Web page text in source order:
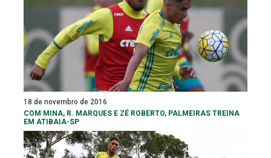
18 de novembro de 2016
COM MINA, R. MARQUES E ZÉ ROBERTO, PALMEIRAS TREINA
EM ATIBAIA-SP